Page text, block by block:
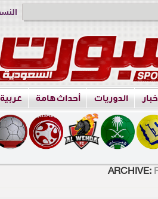
الدوريات أحداث هامة
ARCHIVE: